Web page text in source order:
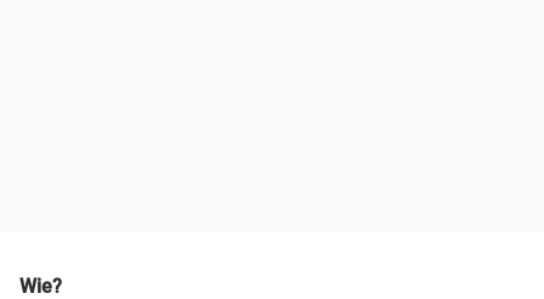
Wie?